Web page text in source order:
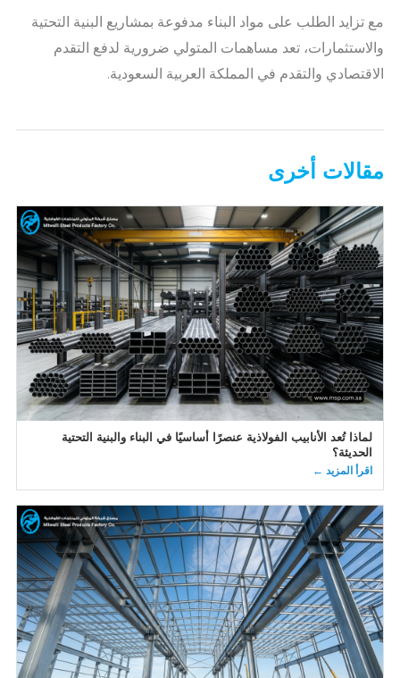
مع تزايد الطلب على مواد البناء مدفوعة بمشاريع البنية التحتية
والاستثمارات، تعد مساهمات المتولي ضرورية لدفع التقدم
الاقتصادي والتقدم في المملكة العربية السعودية.
مقالات أخرى
لماذا تُعد الأنابيب الفولاذية عنصرًا أساسيًا في البناء والبنية التحتية
الحديثة؟
اقرأ المزيد ←